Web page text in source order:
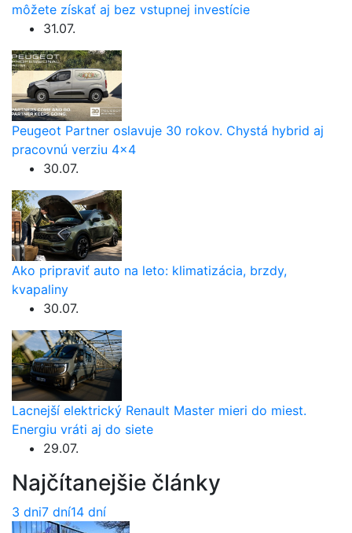
môžete získať aj bez vstupnej investície
31.07.
Peugeot Partner oslavuje 30 rokov. Chystá hybrid aj
pracovnú verziu 4×4
30.07.
Ako pripraviť auto na leto: klimatizácia, brzdy,
kvapaliny
30.07.
Lacnejší elektrický Renault Master mieri do miest.
Energiu vráti aj do siete
29.07.
Najčítanejšie články
3 dni7 dní14 dní